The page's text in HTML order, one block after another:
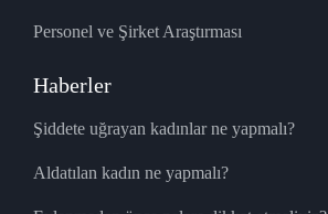
Personel ve Şirket Araştırması
Haberler
Şiddete uğrayan kadınlar ne yapmalı?
Aldatılan kadın ne yapmalı?